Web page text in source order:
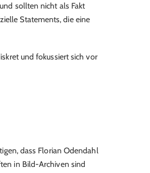
sollten nicht als Fakt
Statements, die eine
und fokussiert sich vor
dass Florian Odendahl
in Bild-Archiven sind